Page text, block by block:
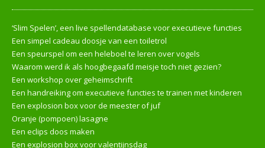
‘Slim Spelen’, een live spellendatabase voor executieve functies
Een simpel cadeau doosje van een toiletrol
Een speurspel om een heleboel te leren over vogels
Waarom werd ik als hoogbegaafd meisje toch niet gezien?
Een workshop over geheimschrift
Een handreiking om executieve functies te trainen met kinderen
Een explosion box voor de meester of juf
Oranje (pompoen) lasagne
Een eclips doos maken
Een explosion box voor valentijnsdag